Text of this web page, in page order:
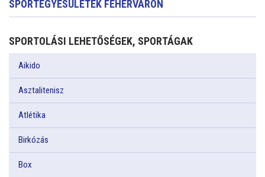
SPORTEGYESÜLETEK FEHÉRVÁRON
SPORTOLÁSI LEHETŐSÉGEK, SPORTÁGAK
Aikido
Asztalitenisz
Atlétika
Birkózás
Box